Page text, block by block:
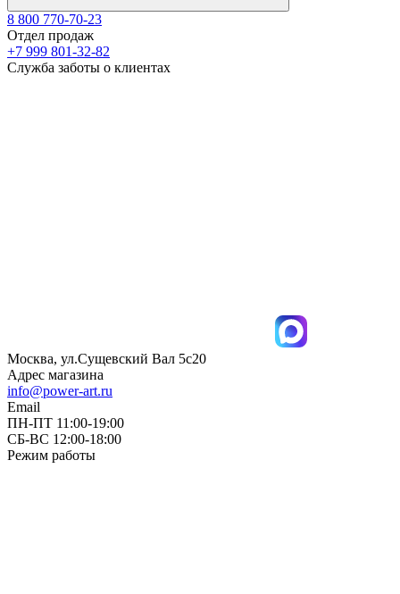
8 800 770-70-23
Отдел продаж
+7 999 801-32-82
Служба заботы о клиентах
Москва, ул.Сущевский Вал 5с20
Адрес магазина
info@power-art.ru
Email
ПН-ПТ 11:00-19:00
СБ-ВС 12:00-18:00
Режим работы